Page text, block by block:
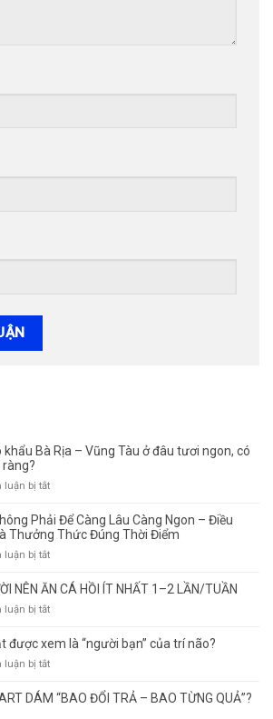
khẩu Bà Rịa – Vũng Tàu ở đâu tươi ngon, có
luận bị tắtở
cây
nhập
Bà
–
Vũng
ở
tươi
có
Phải Để Càng Lâu Càng Ngon – Điều
Thưởng Thức Đúng Thời Điểm
luận bị tắtở
Vang
Phải
Càng
Lâu
Ngon
NÊN ĂN CÁ HỒI ÍT NHẤT 1–2 LẦN/TUẦN
luận bị tắtở
NHÓM
NÊN
CÁ
được xem là “người bạn” của trí não?
luận bị tắtở
sao
DÁM “BAO ĐỔI TRẢ – BAO TỪNG QUẢ”?